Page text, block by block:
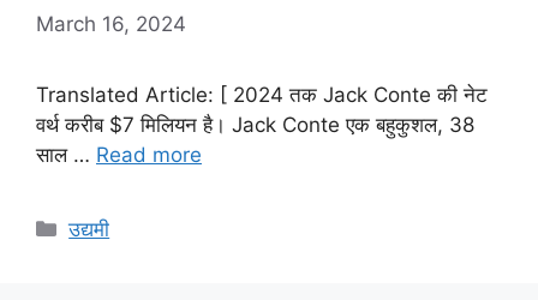
March 16, 2024
Translated Article: [ 2024 तक Jack Conte की नेट
वर्थ करीब $7 मिलियन है। Jack Conte एक बहुकुशल, 38
साल … Read more
Categories
उद्यमी